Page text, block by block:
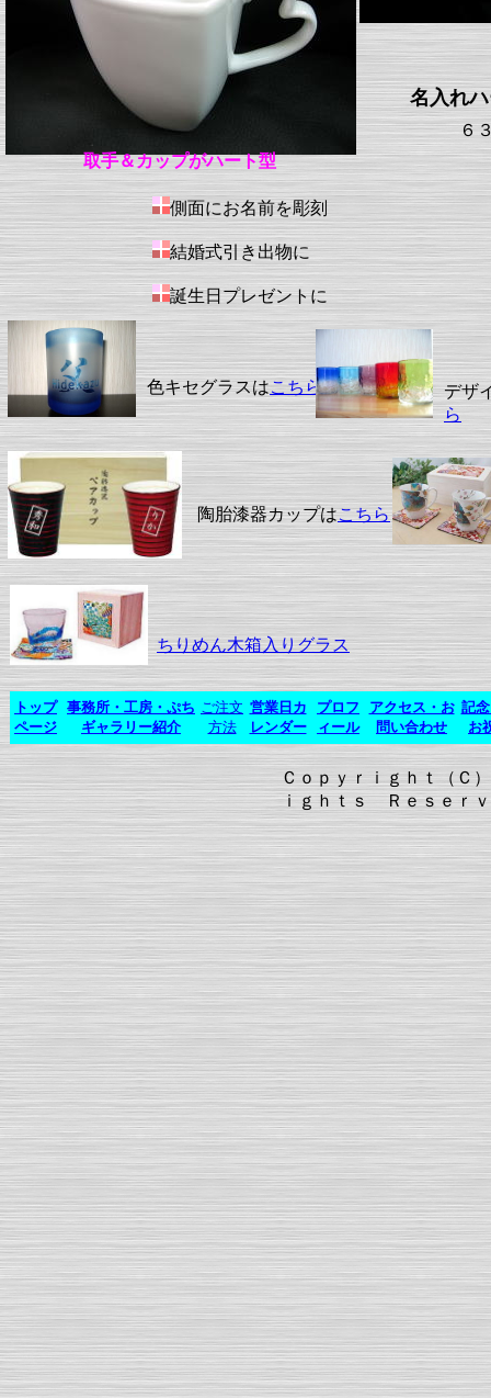
名入れ
取手＆カップがハート型
６
陶胎漆器カップはこちら
色キセグラスはこちら
デザ
ら
ちりめん木箱入りグラス
Ｃｏｐｙｒｉｇｈｔ（
ｉｇｈｔｓ Ｒｅｓｅｒ
トップ
ページ
事務所・工房・ぷち
ギャラリー紹介
ご注文
方法
営業日カ
レンダー
プロフ
ィール
アクセス・お
問い合わせ
記
お
側面にお名前を彫刻
結婚式引き出物に
誕生日プレゼントに